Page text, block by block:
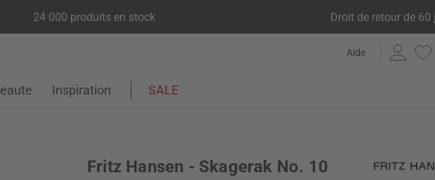
24 000 produits en stock Droit de retour de 60
Aide
Inspiration SALE
Fritz Hansen - Skagerak No. 10